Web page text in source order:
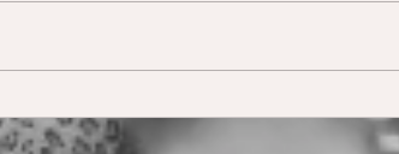
missionair gemeente zijn